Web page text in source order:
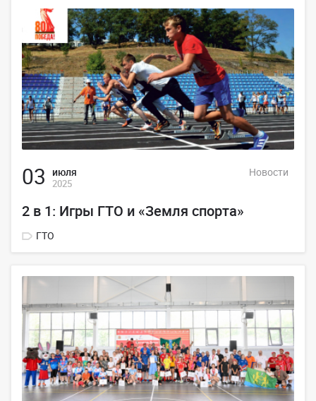
03 июля
2025
Новости
2 в 1: Игры ГТО и «Земля спорта»
ГТО